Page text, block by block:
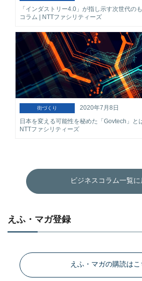
「インダストリー4.0」が指し示す次世代の
コラム | NTTファシリティーズ
街づくり
2020年7月8日
日本を変える可能性を秘めた「Govtech」と
NTTファシリティーズ
ビジネスコラム一覧に
えふ・マガ登録
えふ・マガの購読はこ